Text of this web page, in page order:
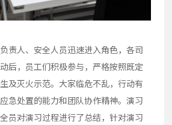
责人、安全人员迅速进入角色，各司
后，员工们积极参与，严格按照既定
及灭火示范。大家临危不乱，行动有
急处置的能力和团队协作精神。演习
员对演习过程进行了总结，针对演习